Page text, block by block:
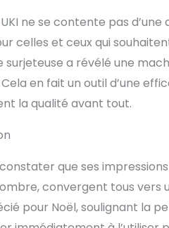
ne se contente pas
celles et ceux qui
a révélé une
en fait un outil d’une
la qualité avant tout.
que ses
convergent tous
pour Noël, soulignant la